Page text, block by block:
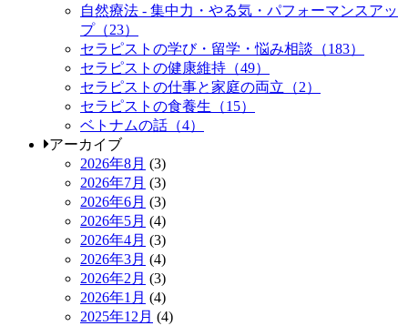
自然療法 - 集中力・やる気・パフォーマンスアッ
プ（23）
セラピストの学び・留学・悩み相談（183）
セラピストの健康維持（49）
セラピストの仕事と家庭の両立（2）
セラピストの食養生（15）
ベトナムの話（4）
アーカイブ
2026年8月 (3)
2026年7月 (3)
2026年6月 (3)
2026年5月 (4)
2026年4月 (3)
2026年3月 (4)
2026年2月 (3)
2026年1月 (4)
2025年12月 (4)